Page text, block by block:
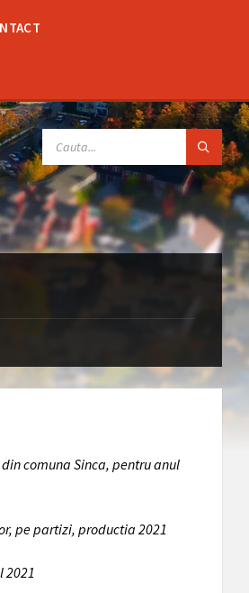
SEARCH:
comuna Sinca, pentru anul
pe partizi, productia 2021